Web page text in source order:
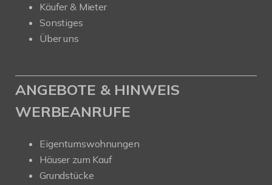
Käufer & Mieter
Sonstiges
Über uns
ANGEBOTE & HINWEIS
WERBEANRUFE
Eigentumswohnungen
Häuser zum Kauf
Grundstücke